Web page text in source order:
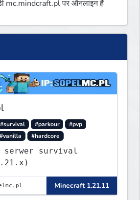
mc.mindcraft.pl पर ऑनलाइन हैं
#survival #parkour
#pvp
#vanilla #hardcore
serwer survival
Minecraft 1.21.11